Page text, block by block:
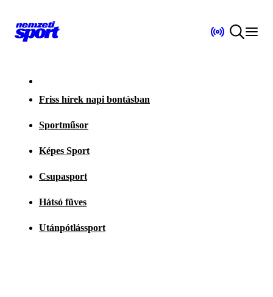
Friss hírek napi bontásban
Sportműsor
Képes Sport
Csupasport
Hátsó füves
Utánpótlássport